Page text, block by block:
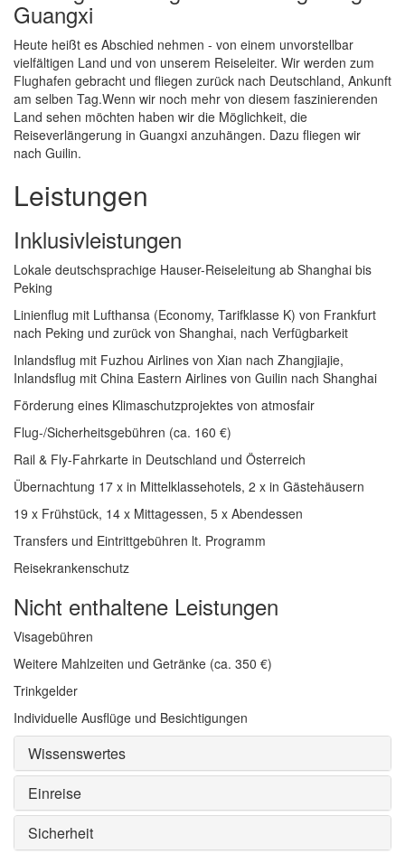
Guangxi
Heute heißt es Abschied nehmen - von einem unvorstellbar
vielfältigen Land und von unserem Reiseleiter. Wir werden zum
Flughafen gebracht und fliegen zurück nach Deutschland, Ankunft
am selben Tag.Wenn wir noch mehr von diesem faszinierenden
Land sehen möchten haben wir die Möglichkeit, die
Reiseverlängerung in Guangxi anzuhängen. Dazu fliegen wir
nach Guilin.
Leistungen
Inklusivleistungen
Lokale deutschsprachige Hauser-Reiseleitung ab Shanghai bis
Peking
Linienflug mit Lufthansa (Economy, Tarifklasse K) von Frankfurt
nach Peking und zurück von Shanghai, nach Verfügbarkeit
Inlandsflug mit Fuzhou Airlines von Xian nach Zhangjiajie,
Inlandsflug mit China Eastern Airlines von Guilin nach Shanghai
Förderung eines Klimaschutzprojektes von atmosfair
Flug-/Sicherheitsgebühren (ca. 160 €)
Rail & Fly-Fahrkarte in Deutschland und Österreich
Übernachtung 17 x in Mittelklassehotels, 2 x in Gästehäusern
19 x Frühstück, 14 x Mittagessen, 5 x Abendessen
Transfers und Eintrittgebühren lt. Programm
Reisekrankenschutz
Nicht enthaltene Leistungen
Visagebühren
Weitere Mahlzeiten und Getränke (ca. 350 €)
Trinkgelder
Individuelle Ausflüge und Besichtigungen
Wissenswertes
Einreise
Sicherheit